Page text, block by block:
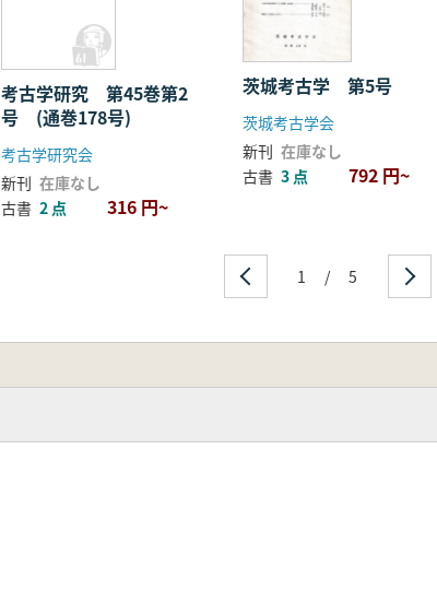
考古学研究 第45巻第2
号 (通巻178号)
考古学研究会
新刊 在庫なし
古書 2 点 316 円~
茨城考古学 第5号
茨城考古学会
新刊 在庫なし
古書 3 点 792 円~
1 / 5